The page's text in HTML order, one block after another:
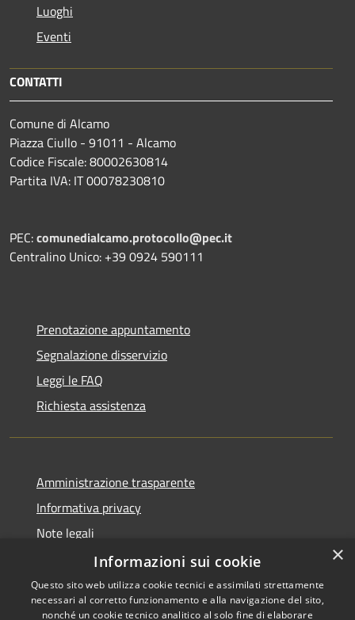
Luoghi
Eventi
CONTATTI
Comune di Alcamo
Piazza Ciullo - 91011 - Alcamo
Codice Fiscale: 80002630814
Partita IVA: IT 00078230810
PEC:comunedialcamo.protocollo@pec.it
Centralino Unico: +39 0924 590111
Prenotazione appuntamento
Segnalazione disservizio
Leggi le FAQ
Richiesta assistenza
Amministrazione trasparente
Informativa privacy
Note legali
Dichiarazione di accessibilità
×
Informazioni sui cookie
Questo sito web utilizza cookie tecnici e assimilati strettamente
necessari al corretto funzionamento e alla navigazione del sito,
nonché un cookie tecnico analitico al solo fine di elaborare